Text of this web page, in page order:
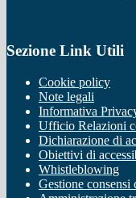
Sezione Link Utili
Cookie policy
Note legali
Informativa
Ufficio Relazioni
Dichiarazione di
Obiettivi di
Whistleblowing
Gestione consensi